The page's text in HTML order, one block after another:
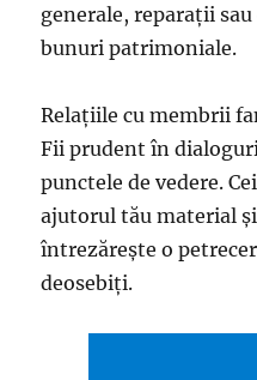
generale, reparații
bunuri patrimoniale.
Relațiile cu membrii
Fii prudent în
punctele de vedere.
ajutorul tău material
întrezărește o
deosebiți.